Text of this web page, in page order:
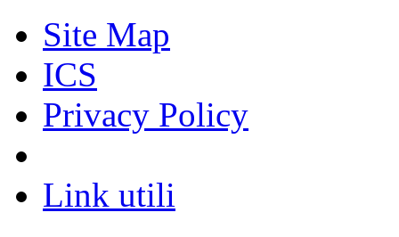
Site Map
ICS
Privacy Policy
Link utili